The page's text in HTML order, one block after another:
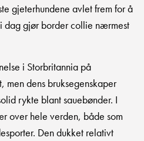
gjeterhundene avlet frem for å
dag gjør border collie nærmest
i Storbritannia på
dens bruksegenskaper
rykte blant sauebønder. I
over hele verden, både som
Den dukket relativt